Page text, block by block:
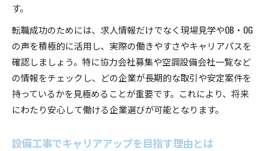
す。
転職成功のためには、求人情報だけでなく現場見学やOB・OG
の声を積極的に活用し、実際の働きやすさやキャリアパスを
確認しましょう。特に協力会社募集や空調設備会社一覧など
の情報をチェックし、どの企業が長期的な取引や安定案件を
持っているかを見極めることが重要です。これにより、将来
にわたり安心して働ける企業選びが可能となります。
設備工事でキャリアアップを目指す理由とは